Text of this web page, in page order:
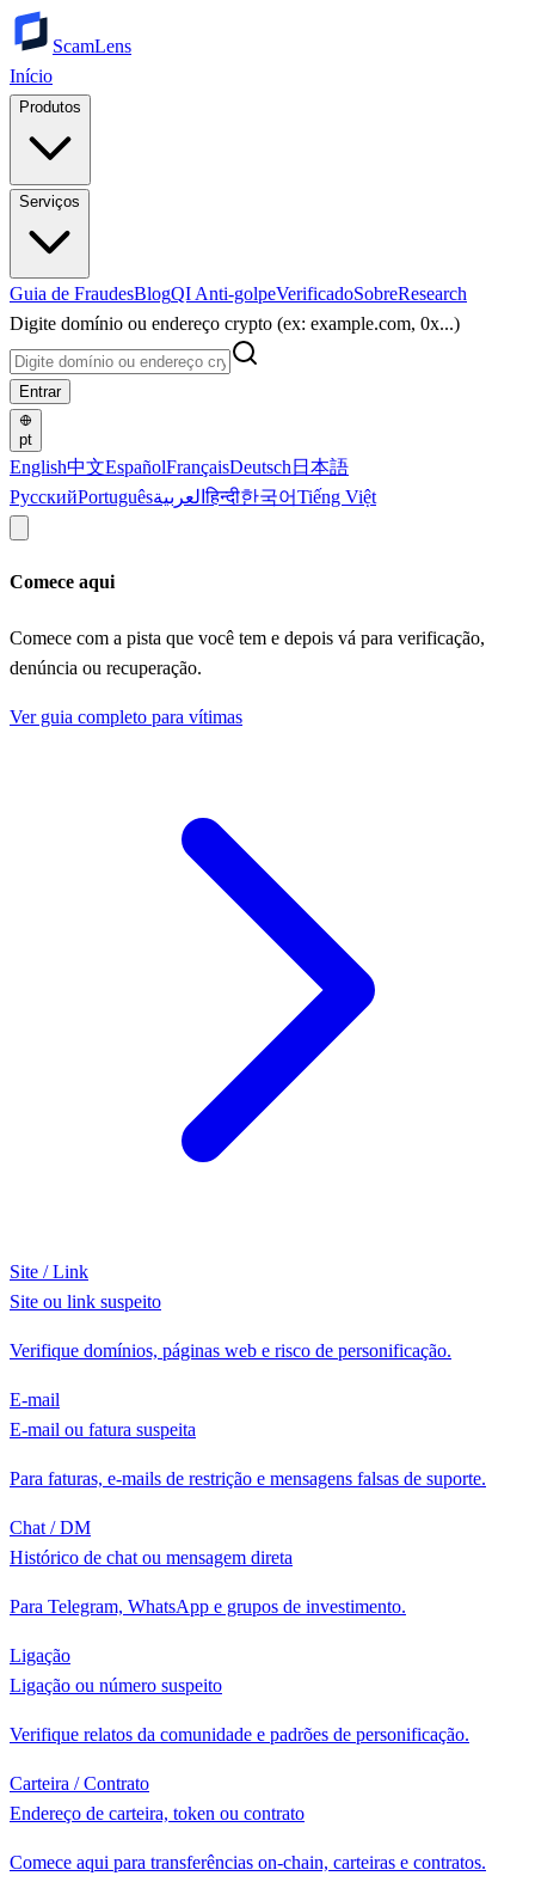
ScamLens
Início
Produtos
Serviços
Guia de FraudesBlogQI Anti-golpeVerificadoSobreResearch
Digite domínio ou endereço crypto (ex: example.com, 0x...)
Entrar
pt
English中文EspañolFrançaisDeutsch 日本語
РусскийPortuguêsالعربيةहिन्दी한국어Tiếng Việt
Comece aqui
Comece com a pista que você tem e depois vá para verificação,
denúncia ou recuperação.
Ver guia completo para vítimas
Site / Link
Site ou link suspeito
Verifique domínios, páginas web e risco de personificação.
E-mail
E-mail ou fatura suspeita
Para faturas, e-mails de restrição e mensagens falsas de suporte.
Chat / DM
Histórico de chat ou mensagem direta
Para Telegram, WhatsApp e grupos de investimento.
Ligação
Ligação ou número suspeito
Verifique relatos da comunidade e padrões de personificação.
Carteira / Contrato
Endereço de carteira, token ou contrato
Comece aqui para transferências on-chain, carteiras e contratos.